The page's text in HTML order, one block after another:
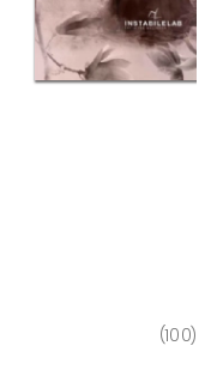
100